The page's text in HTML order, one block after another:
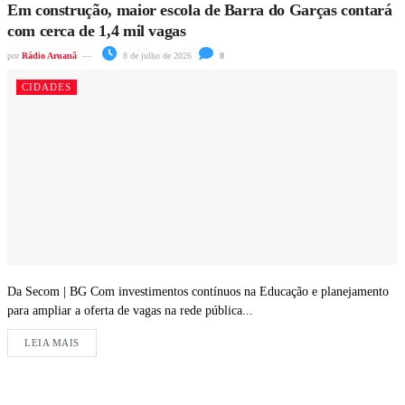
Em construção, maior escola de Barra do Garças contará
com cerca de 1,4 mil vagas
por Rádio Aruanã 8 de julho de 2026 0
CIDADES
Da Secom | BG Com investimentos contínuos na Educação e planejamento
para ampliar a oferta de vagas na rede pública...
LEIA MAIS